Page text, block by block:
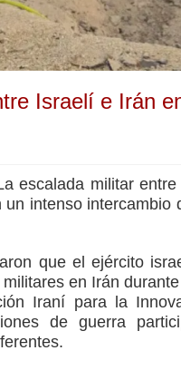
Israelí e Irán
escalada militar
intenso intercambio
que el ejército
en Irán
Iraní para la
de guerra